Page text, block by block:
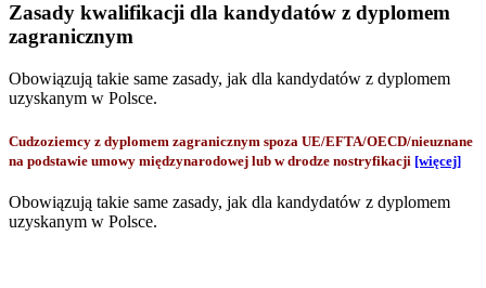
Zasady kwalifikacji dla kandydatów z dyplomem
zagranicznym
Obowiązują takie same zasady, jak dla kandydatów z dyplomem
uzyskanym w Polsce.
Cudzoziemcy z dyplomem zagranicznym spoza UE/EFTA/OECD/nieuznane
na podstawie umowy międzynarodowej lub w drodze nostryfikacji [więcej]
Obowiązują takie same zasady, jak dla kandydatów z dyplomem
uzyskanym w Polsce.